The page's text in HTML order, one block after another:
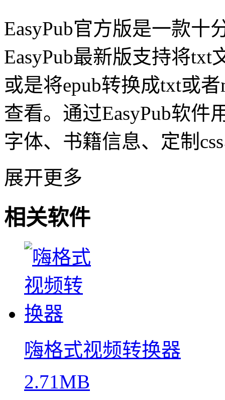
EasyPub官方版是一款十
EasyPub最新版支持将txt
或是将epub转换成txt或
查看。通过EasyPub软件
字体、书籍信息、定制
展开更多
相关软件
嗨格式视频转换器
2.71MB